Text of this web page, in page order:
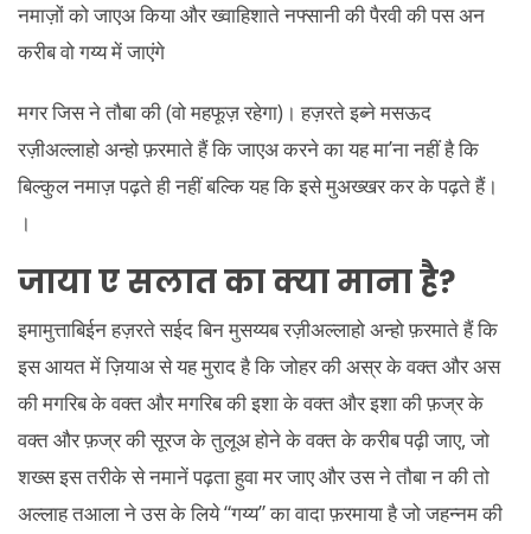
नमाज़ों को जाएअ किया और ख्वाहिशाते नफ्सानी की पैरवी की पस अन
करीब वो गय्य में जाएंगे
मगर जिस ने तौबा की (वो महफूज़ रहेगा)। हज़रते इब्ने मसऊद
रज़ीअल्लाहो अन्हो फ़रमाते हैं कि जाएअ करने का यह मा’ना नहीं है कि
बिल्कुल नमाज़ पढ़ते ही नहीं बल्कि यह कि इसे मुअख्खर कर के पढ़ते हैं।
।
जाया ए सलात का क्या माना है?
इमामुत्ताबिईन हज़रते सईद बिन मुसय्यब रज़ीअल्लाहो अन्हो फ़रमाते हैं कि
इस आयत में ज़ियाअ से यह मुराद है कि जोहर की अस्र के वक्त और अस
की मगरिब के वक्त और मगरिब की इशा के वक्त और इशा की फ़ज्र के
वक्त और फ़ज्र की सूरज के तुलूअ होने के वक्त के करीब पढ़ी जाए, जो
शख्स इस तरीके से नमानें पढ़ता हुवा मर जाए और उस ने तौबा न की तो
अल्लाह तआला ने उस के लिये “गय्य” का वादा फ़रमाया है जो जहन्नम की